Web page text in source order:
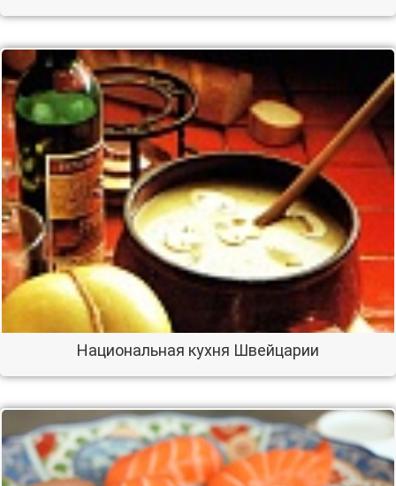
Национальная кухня Швейцарии